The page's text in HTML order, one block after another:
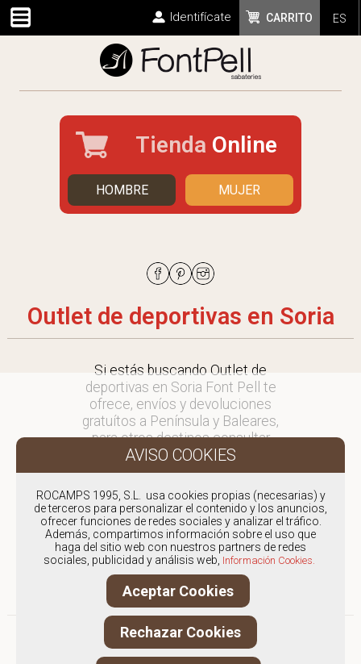
ES
CARRITO
Identifícate
Tienda Online
HOMBRE MUJER
Outlet de deportivas en Soria
Si estás buscando Outlet de
deportivas en Soria Font Pell te
ofrece, envíos y devoluciones
gratuítos a Península y Baleares,
para otros destinos consultar
en comercial@fontpell.com.
Los envíos a Soria gestionados
entre semana se entregarán en
menos de 48 horas; los pedidos
realizados en fin de semana, el
producto se enviará a partir del
lunes.
ROCAMPS 1995, S.L. usa cookies propias (necesarias) y
de terceros para personalizar el contenido y los anuncios,
ofrecer funciones de redes sociales y analizar el tráfico.
Además, compartimos información sobre el uso que
haga del sitio web con nuestros partners de redes
sociales, publicidad y análisis web, Información Cookies.
Aceptar Cookies
Rechazar Cookies